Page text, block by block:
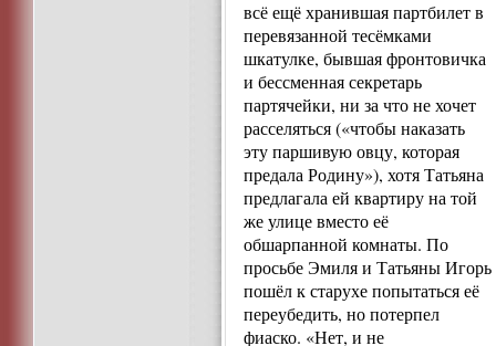
всё ещё хранившая партбилет в
перевязанной тесёмками
шкатулке, бывшая фронтовичка
и бессменная секретарь
партячейки, ни за что не хочет
расселяться («чтобы наказать
эту паршивую овцу, которая
предала Родину»), хотя Татьяна
предлагала ей квартиру на той
же улице вместо её
обшарпанной комнаты. По
просьбе Эмиля и Татьяны Игорь
пошёл к старухе попытаться её
переубедить, но потерпел
фиаско. «Нет, и не